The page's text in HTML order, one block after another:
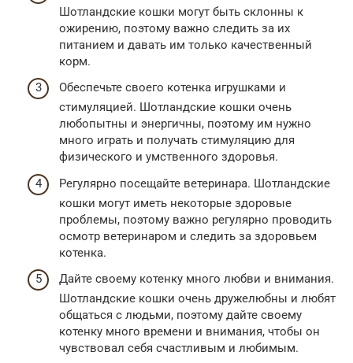
Шотландские кошки могут быть склонны к
ожирению, поэтому важно следить за их
питанием и давать им только качественный
корм.
Обеспечьте своего котенка игрушками и
стимуляцией. Шотландские кошки очень
любопытны и энергичны, поэтому им нужно
много играть и получать стимуляцию для
физического и умственного здоровья.
Регулярно посещайте ветеринара. Шотландские
кошки могут иметь некоторые здоровые
проблемы, поэтому важно регулярно проводить
осмотр ветеринаром и следить за здоровьем
котенка.
Дайте своему котенку много любви и внимания.
Шотландские кошки очень дружелюбны и любят
общаться с людьми, поэтому дайте своему
котенку много времени и внимания, чтобы он
чувствовал себя счастливым и любимым.